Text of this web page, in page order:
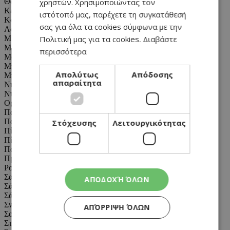
Κέικ
Κοκτέιλ
Λαχανικά
Μακαρόνια
Μεζέδες
Μους
Μπάρες
Μπισκότα
Νηστίσιμα
Ντίπ
Ορεκτικά
Παγωτό
Πάσχα
Πίτες
Πίτσα
Ποτά
Πρόγευμα/Πρωινό
Ροφήματα
Σαλάτα
Σάλτσα
Σάντουιτς
Σνακ
Σούπα
Στην γάστρα
χρηστών. Χρησιμοποιώντας τον
ιστότοπό μας, παρέχετε τη συγκατάθεσή
σας για όλα τα cookies σύμφωνα με την
Πολιτική μας για τα cookies. Διαβάστε
περισσότερα
Απολύτως
απαραίτητα
Απόδοσης
Στόχευσης Λειτουργικότητας
ΑΠΟΔΟΧΉ ΌΛΩΝ
ΑΠΌΡΡΙΨΗ ΌΛΩΝ